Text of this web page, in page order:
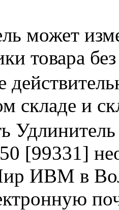
может
товара
складе и
[99331]
ИВМ в